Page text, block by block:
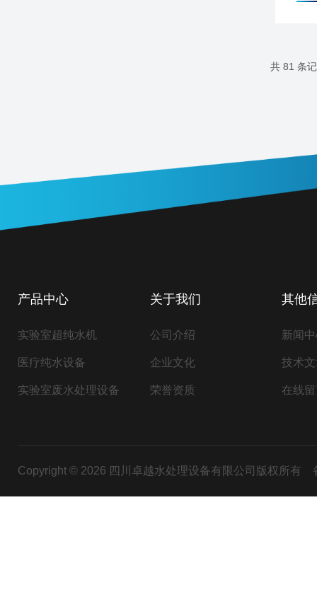
共 81 条
产品中心
实验室超纯水机
医疗纯水设备
实验室废水处理设备
关于我们
公司介绍
企业文化
荣誉资质
其他
新闻
技术
在线
Copyright © 2026 四川卓越水处理设备有限公司版权所有